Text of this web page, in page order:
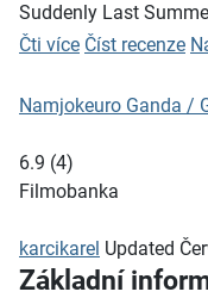
Suddenly Last
Čti více Číst recenze
Namjokeuro Ganda /
6.9 (4)
Filmobanka
karcikarel Updated
Základní